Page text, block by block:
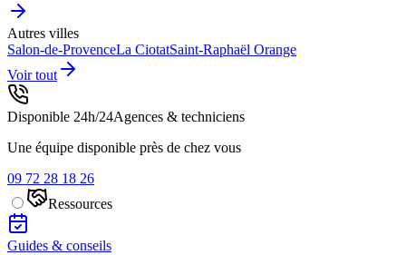
Autres villes
Salon-de-ProvenceLa CiotatSaint-Raphaël Orange
Voir tout
Disponible 24h/24Agences & techniciens
Une équipe disponible près de chez vous
09 72 28 18 26
Ressources
Guides & conseils